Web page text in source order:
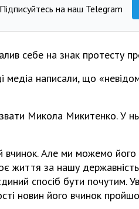
Підписуйтесь на наш Telegram
себе на знак протесту
медіа написали, що
Микола Микитенко. У
Але ми можемо його
життя за нашу
спосіб бути почутим.
новин його вчинок